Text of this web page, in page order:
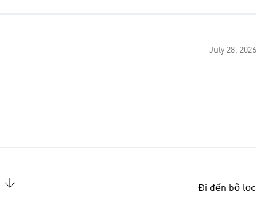
July 28, 2026
Đi đến bộ lọc